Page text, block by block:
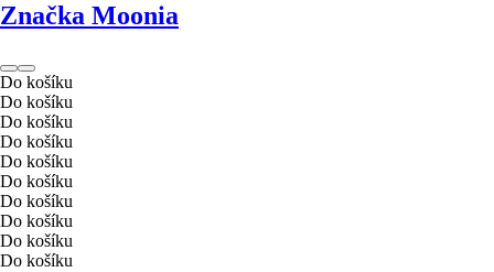
Značka Moonia
Do košíku
Do košíku
Do košíku
Do košíku
Do košíku
Do košíku
Do košíku
Do košíku
Do košíku
Do košíku